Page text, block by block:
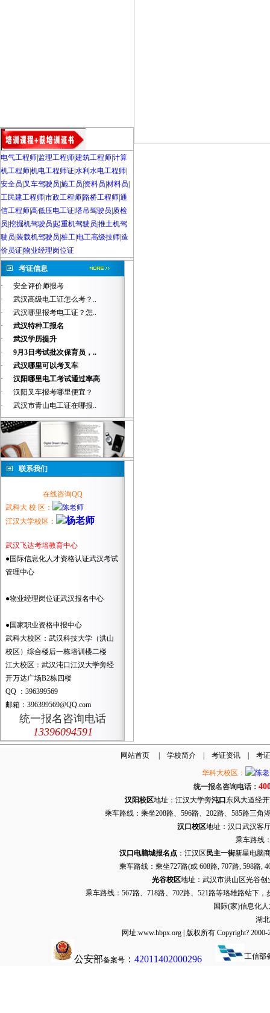
电气工程师 监理工程师建筑工程师计算
机工程师机电工程师证水利水电工程师
安全员 叉车驾驶员 施工员 资料员 材料员
工民建工程师市政工程师路桥工程师通
信工程师高低压电工证塔吊驾驶员 质检
员 挖掘机驾驶员|起重机驾驶员 推土机驾
驶员 装载机驾驶员 桩工电工高级技师造
价员证物业经理岗位证
考证信息
·
安全评价师报考
·
武汉高级电工证怎么考？..
·
武汉哪里报考电工证？怎..
·
武汉特种工报名
·
武汉学历提升
·
9月3日考试批次保育员，..
·
武汉哪里可以考叉车
·
汉阳哪里电工考试通过率高
·
汉阳叉车报考哪里便宜？
·
武汉市青山电工证在哪报..
联系我们
在线咨询QQ
武科大 校 区：
江汉大学校区：
武汉飞达考培教育中心
●国际信息化人才资格认证武汉考试
管理中心
●物业经理岗位证武汉报名中心
●国家职业资格申报中心
武科大校区：武汉科技大学（洪山
校区）综合楼后一栋培训楼二楼
江大校区：武汉沌口江汉大学旁经
开万达广场B2栋四楼
QQ ：396399569
邮箱：396399569@QQ.com
统一报名咨询电话
13396094591
网站首页| 学校简介| 考证资讯| 考
华科大校区：
统一报名咨询电话：
汉阳校区地址：江汉大学旁沌口 东风大道经
乘车路线：乘坐208路、596路、202路、585路三
汉口校区地址：汉口武汉客
乘车路线
汉口电脑城报名点：江汉区 民主一街新星电脑
乘车路线：乘坐727路(或 608路, 707路, 598路,
光谷校区地址：武汉市洪山区光谷创
乘车路线：567路、718路、702路、521路等珞雄路站下
国际(家)信息化
湖
网址:www.hbpx.org | 版权所有 Copyright?
公安部备案号 ： 42011402000296 工信部